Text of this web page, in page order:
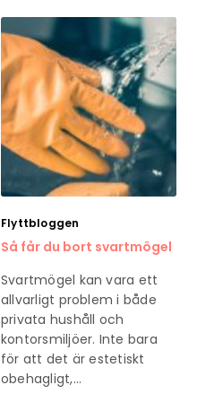
Flyttbloggen
Så får du bort svartmögel
Svartmögel kan vara ett
allvarligt problem i både
privata hushåll och
kontorsmiljöer. Inte bara
för att det är estetiskt
obehagligt,…